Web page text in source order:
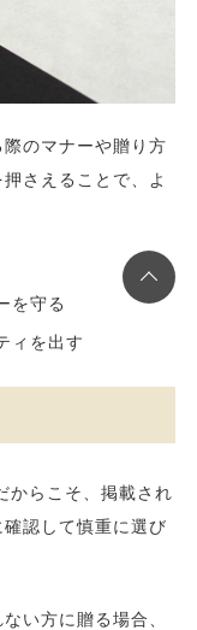
のマナーや贈り方
さえることで、よ
を守る
ィを出す
からこそ、掲載され
認して慎重に選び
い方に贈る場合、